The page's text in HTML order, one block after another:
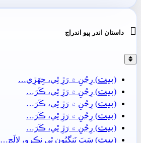
 داستان اندر ٻيو اندراج
(بيت) رِڃُنِ ۾ رَڙِ ٿِي، جِھَڙِي…
(بيت) رِڃُنِ ۾ رَڙِ ٿِي، ڪَرَ…
(بيت) رِڃُنِ ۾ رَڙِ ٿِي، ڪَرَ…
(بيت) رِڃُنِ ۾ رَڙِ ٿِي، ڪَرَ…
(بيت) رِڃُنِ ۾ رَڙِ ٿِي، ڪَرَ…
(بيت) سَڀَ نَنگِيُون ٿِي نِڪِرو، لالَچِ…